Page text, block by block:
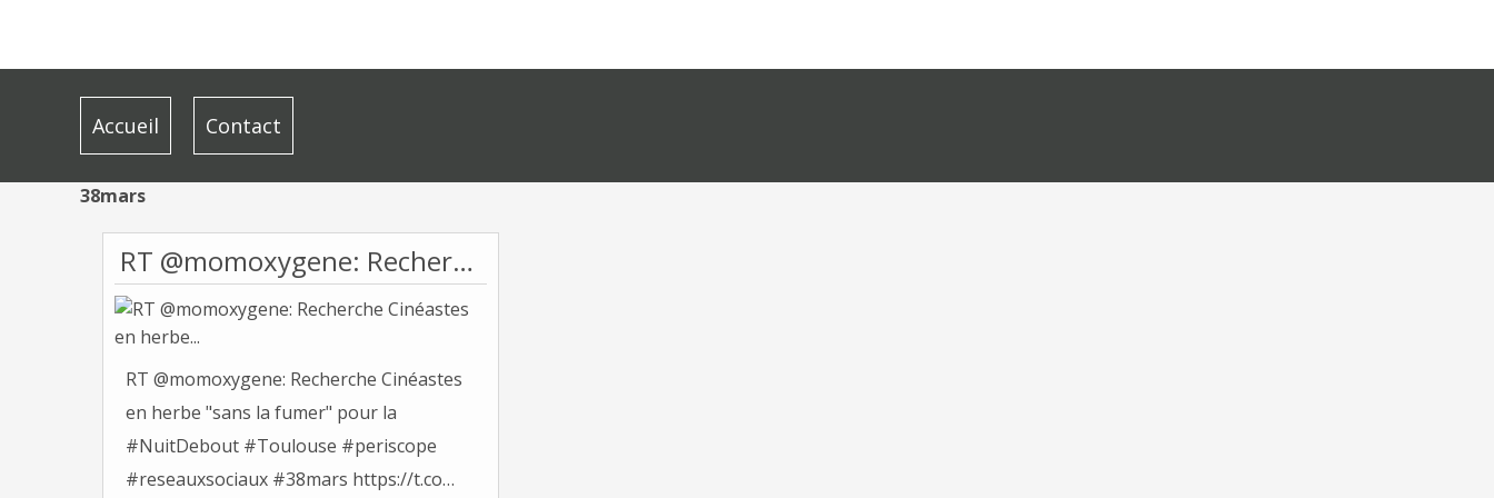
Accueil Contact
38mars
RT @momoxygene: Recherche Cinéastes en herbe...
RT @momoxygene: Recherche Cinéastes
en herbe "sans la fumer" pour la
#NuitDebout #Toulouse #periscope
#reseauxsociaux #38mars https://t.co…